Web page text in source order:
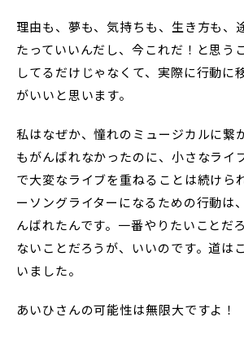
理由も、夢も、気持ちも、生き方も、
たっていいんだし、今これだ！と思う
してるだけじゃなくて、実際に行動に
がいいと思います。
私はなぜか、憧れのミュージカルに繋
もがんばれなかったのに、小さなライ
で大変なライブを重ねることは続けら
ーソングライターになるための行動は
んばれたんです。一番やりたいことだ
ないことだろうが、いいのです。道は
いました。
あいひさんの可能性は無限大ですよ！